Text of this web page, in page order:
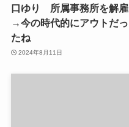
口ゆり 所属事務所を解雇
→今の時代的にアウトだっ
たね
2024年8月11日